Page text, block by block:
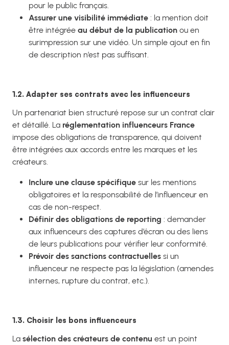
pour le public français.
Assurer une visibilité immédiate : la mention doit
être intégrée au début de la publication ou en
surimpression sur une vidéo. Un simple ajout en fin
de description n’est pas suffisant.
1.2. Adapter ses contrats avec les influenceurs
Un partenariat bien structuré repose sur un contrat clair
et détaillé. La réglementation influenceurs France
impose des obligations de transparence, qui doivent
être intégrées aux accords entre les marques et les
créateurs.
Inclure une clause spécifique sur les mentions
obligatoires et la responsabilité de l’influenceur en
cas de non-respect.
Définir des obligations de reporting : demander
aux influenceurs des captures d’écran ou des liens
de leurs publications pour vérifier leur conformité.
Prévoir des sanctions contractuelles si un
influenceur ne respecte pas la législation (amendes
internes, rupture du contrat, etc.).
1.3. Choisir les bons influenceurs
La sélection des créateurs de contenu est un point